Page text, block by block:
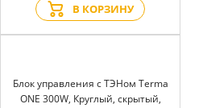
В КОРЗИНУ
Блок управления с ТЭНом Terma
ONE 300W, Круглый, скрытый,